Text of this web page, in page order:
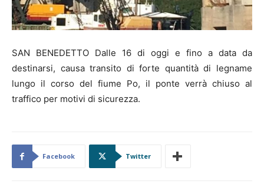
SAN BENEDETTO Dalle 16 di oggi e fino a data da
destinarsi, causa transito di forte quantità di legname
lungo il corso del fiume Po, il ponte verrà chiuso al
traffico per motivi di sicurezza.
Facebook Twitter